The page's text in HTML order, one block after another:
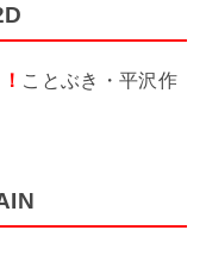
ことぶき・平沢作